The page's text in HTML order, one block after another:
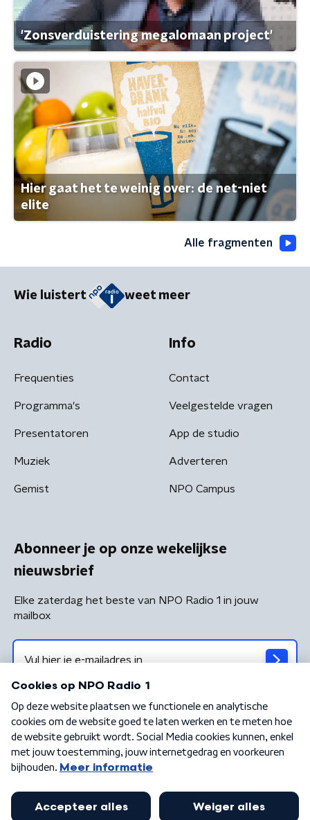
'Zonsverduistering megalomaan project'
Hier gaat het te weinig over: de net-niet
elite
Alle fragmenten
Wie luistert weet meer
Radio
Frequenties
Programma's
Presentatoren
Muziek
Gemist
Info
Contact
Veelgestelde vragen
App de studio
Adverteren
NPO Campus
Abonneer je op onze wekelijkse
nieuwsbrief
Elke zaterdag het beste van NPO Radio 1 in jouw
mailbox
Algemene voorwaarden Privacybeleid